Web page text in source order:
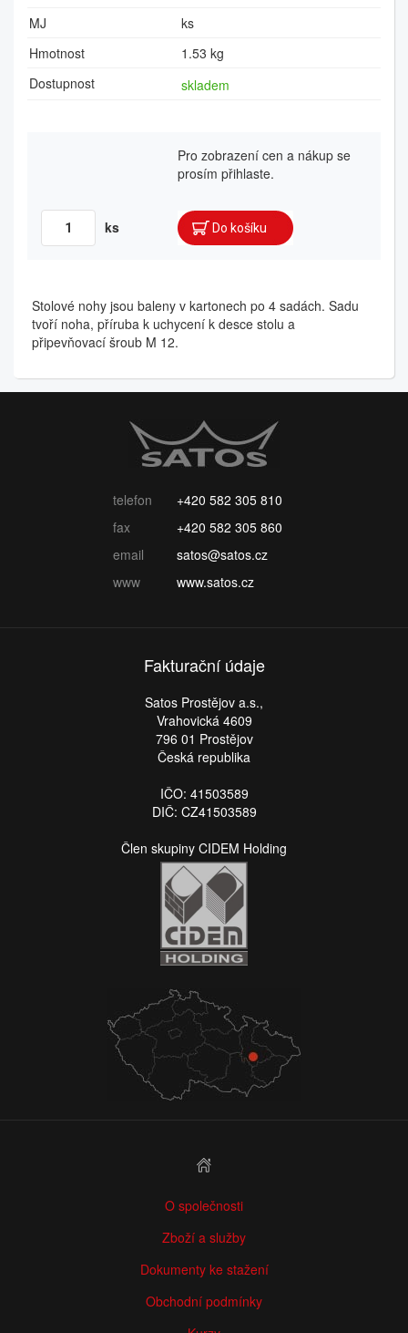
MJ
ks
Hmotnost
1.53 kg
Dostupnost
skladem
Pro zobrazení cen a nákup se
prosím přihlaste.
ks
Stolové nohy jsou baleny v kartonech po 4 sadách. Sadu
tvoří noha, příruba k uchycení k desce stolu a
připevňovací šroub M 12.
telefon
+420 582 305 810
fax
+420 582 305 860
email
satos@satos.cz
www
www.satos.cz
Fakturační údaje
Satos Prostějov a.s.,
Vrahovická 4609
796 01 Prostějov
Česká republika
IČO: 41503589
DIČ: CZ41503589
Člen skupiny CIDEM Holding
O společnosti
Zboží a služby
Dokumenty ke stažení
Obchodní podmínky